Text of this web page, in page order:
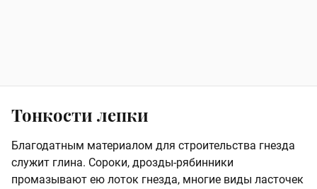
Тонкости лепки
Благодатным материалом для строительства гнезда
служит глина. Сороки, дрозды-рябинники
промазывают ею лоток гнезда, многие виды ласточек